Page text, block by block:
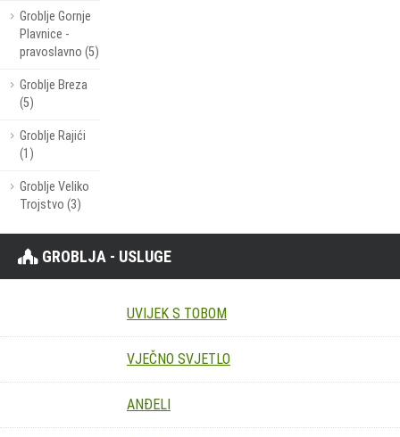
Groblje Gornje
Plavnice -
pravoslavno (5)
Groblje Breza
(5)
Groblje Rajići
(1)
Groblje Veliko
Trojstvo (3)
GROBLJA - USLUGE
UVIJEK S TOBOM
VJEČNO SVJETLO
ANĐELI